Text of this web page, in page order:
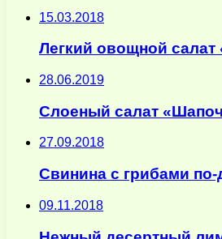
15.03.2018
Легкий овощной салат
28.06.2019
Слоеный салат
27.09.2018
Свинина с грибами по-
09.11.2018